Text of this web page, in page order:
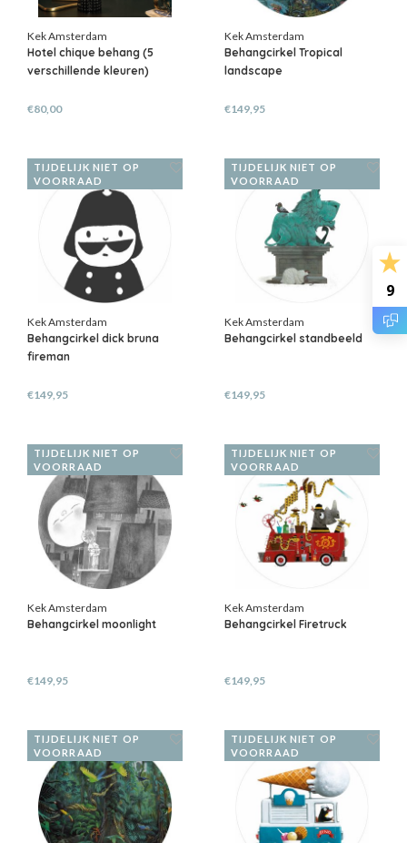
9
Kek Amsterdam
Hotel chique behang (5
verschillende kleuren)
€80,00
Kek Amsterdam
Behangcirkel Tropical
landscape
€149,95
TIJDELIJK NIET OP
VOORRAAD
Kek Amsterdam
Behangcirkel dick bruna
fireman
€149,95
TIJDELIJK NIET OP
VOORRAAD
Kek Amsterdam
Behangcirkel standbeeld
€149,95
TIJDELIJK NIET OP
VOORRAAD
Kek Amsterdam
Behangcirkel moonlight
€149,95
TIJDELIJK NIET OP
VOORRAAD
Kek Amsterdam
Behangcirkel Firetruck
€149,95
TIJDELIJK NIET OP
VOORRAAD
TIJDELIJK NIET OP
VOORRAAD